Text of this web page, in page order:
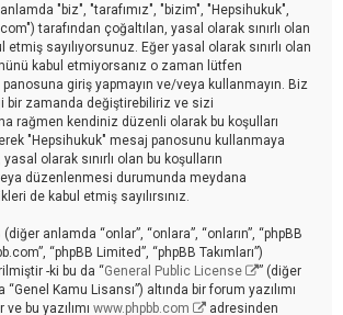
"biz", "tarafımız", "bizim", "Hepsihukuk",
tarafından çoğaltılan, yasal olarak sınırlı olan
etmiş sayılıyorsunuz. Eğer yasal olarak sınırlı olan
kabul etmiyorsanız o zaman lütfen
giriş yapmayın ve/veya kullanmayın. Biz
bir zamanda değiştirebiliriz ve sizi
rağmen kendiniz düzenli olarak bu koşulları
"Hepsihukuk" mesaj panosunu kullanmaya
olarak sınırlı olan bu koşulların
düzenlenmesi durumunda meydana
de kabul etmiş sayılırsınız.
anlamda “onlar”, “onlara”, “onların”, “phpBB
“phpBB Limited”, “phpBB Takımları”)
-ki bu da “General Public License
” (diğer
“Genel Kamu Lisansı”) altında bir forum yazılımı
ve bu yazılımı www.phpbb.com
adresinden